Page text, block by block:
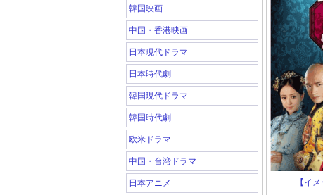
韓国映画
中国・香港映画
日本現代ドラマ
日本時代劇
韓国現代ドラマ
韓国時代劇
欧米ドラマ
中国・台湾ドラマ
日本アニメ 【イ